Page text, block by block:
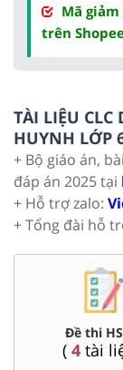
Mã
trên
TÀI LIỆU CLC
HUYNH LỚP
+ Bộ giáo án,
đáp án 2025 tại
+ Hỗ trợ zalo:
+ Tổng đài hỗ
Đề thi
( 4tài